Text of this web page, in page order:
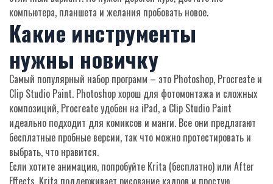
компьютера, планшета и желания пробовать новое.
Какие инструменты
нужны новичку
Самый популярный набор программ – это Photoshop, Procreate и
Clip Studio Paint. Photoshop хорош для фотомонтажа и сложных
композиций, Procreate удобен на iPad, а Clip Studio Paint
идеально подходит для комиксов и манги. Все они предлагают
бесплатные пробные версии, так что можно протестировать и
выбрать, что нравится.
Если хотите анимацию, попробуйте Krita (бесплатно) или After
Effects. Kritа поддерживает рисование кадров и простую